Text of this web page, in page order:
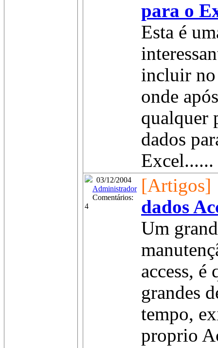
para o
Esta é
incluir no
onde
qualquer
dados
Excel......
03/12/2004
Administrador
Comentários:
4
[Artigos]
dados
Um
access, é
grandes
tempo,
proprio